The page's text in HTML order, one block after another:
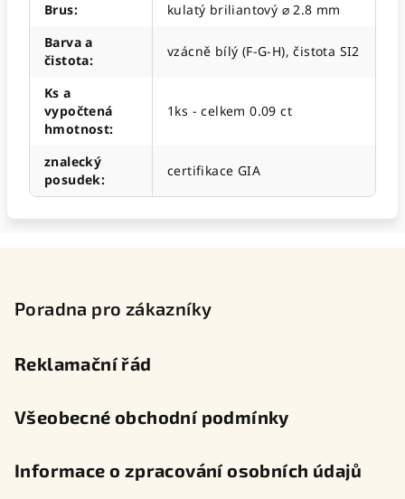
Brus:
kulatý briliantový ⌀ 2.8 mm
Barva a
čistota:
vzácně bílý (F-G-H), čistota SI2
Ks a
vypočtená
hmotnost:
1ks - celkem 0.09 ct
znalecký
posudek:
certifikace GIA
Poradna pro zákazníky
Reklamační řád
Všeobecné obchodní podmínky
Informace o zpracování osobních údajů